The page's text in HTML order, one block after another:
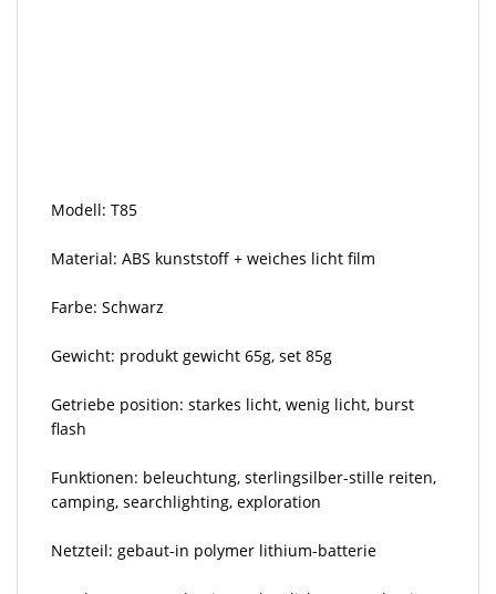
Modell: T85
Material: ABS kunststoff + weiches licht film
Farbe: Schwarz
Gewicht: produkt gewicht 65g, set 85g
Getriebe position: starkes licht, wenig licht, burst
flash
Funktionen: beleuchtung, sterlingsilber-stille reiten,
camping, searchlighting, exploration
Netzteil: gebaut-in polymer lithium-batterie